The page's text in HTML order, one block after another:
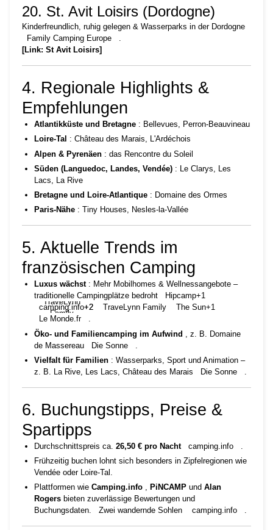
20. St. Avit Loisirs (Dordogne)
Kinderfreundlich, ruhig gelegen & Wasserparks in der Dordogne
Family Camping Europe
[Link: St Avit Loisirs]
4. Regionale Highlights &
Empfehlungen
Atlantikküste und Bretagne : Bellevues, Perron-Beauvineau
Loire-Tal : Château des Marais, L'Ardéchois
Alpen & Pyrenäen : das Rencontre du Soleil
Süden (Languedoc, Landes, Vendée) : Le Clarys, Les
Lacs, La Rive
Bretagne und Loire-Atlantique : Domaine des Ormes
Paris-Nähe : Tiny Houses, Nesles-la-Vallée
5. Aktuelle Trends im
französischen Camping
Luxus wächst: Mehr Mobilhomes & Wellnessangebote –
traditionelle Campingplätze bedroht
Hipcamp+1
camping.info+2
TraveLynn
Family
+2 TraveLynn Family The Sun+1
Le Monde.fr
.
Öko- und Familiencamping im Aufwind , z. B. Domaine
de Massereau
Die Sonne
Vielfalt für Familien : Wasserparks, Sport und Animation –
z. B. La Rive, Les Lacs, Château des Marais
Die Sonne
6. Buchungstipps, Preise &
Spartipps
Durchschnittspreis ca. 26,50 € pro Nacht camping.info
.
Frühzeitig buchen lohnt sich besonders in Zipfelregionen wie
Vendée oder Loire-Tal.
Plattformen wie Camping.info , PiNCAMP und Alan
Rogers bieten zuverlässige Bewertungen und
Buchungsdaten.
Zwei wandernde Sohlen camping.info .